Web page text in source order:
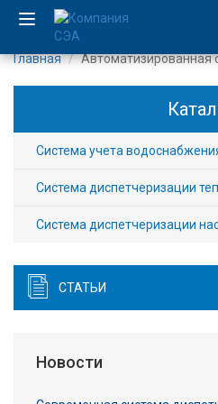
Компания
Услуги
Главная Автоматизированная
Система учета
Система диспетчеризации
Система диспетчеризации
СТАТЬИ
Новости